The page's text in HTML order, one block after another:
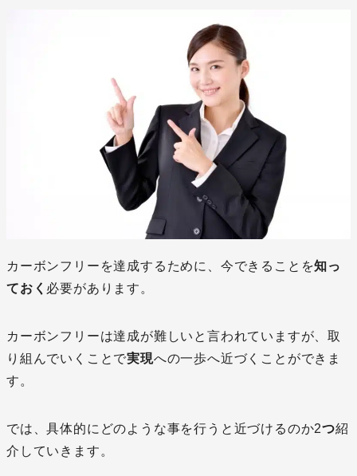
カーボンフリーを達成するために、今できることを知っ
ておく 必要があります。
カーボンフリーは達成が難しいと言われていますが、取
り組んでいくことで実現への一歩へ近づくことができま
す。
では、具体的にどのような事を行うと近づけるのか2つ紹
介していきます。